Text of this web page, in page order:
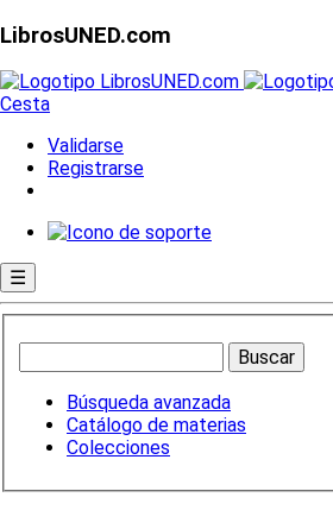
LibrosUNED.com
Cesta
Validarse
Registrarse
☰
Búsqueda avanzada
Catálogo de materias
Colecciones